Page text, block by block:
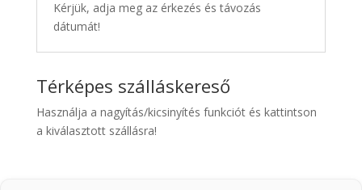
Kérjük, adja meg az érkezés és távozás
dátumát!
Térképes szálláskereső
Használja a nagyítás/kicsinyítés funkciót és kattintson
a kiválasztott szállásra!